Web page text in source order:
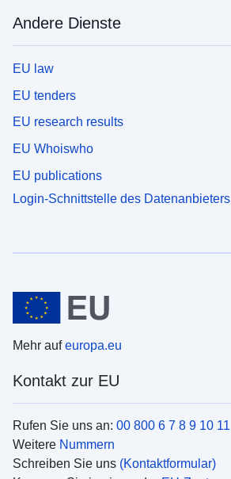
Andere Dienste
EU law
EU tenders
EU research results
EU Whoiswho
EU publications
Login-Schnittstelle des Datenanbieters
Mehr aufeuropa.eu
Kontakt zur EU
Rufen Sie uns an: 00 800 6 7 8 9 10 11
Weitere Nummern
Schreiben Sie uns (Kontaktformular)